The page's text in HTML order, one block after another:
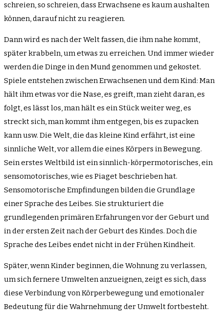
schreien, so schreien, dass Erwachsene es kaum aushalten
können, darauf nicht zu reagieren.
Dann wird es nach der Welt fassen, die ihm nahe kommt,
später krabbeln, um etwas zu erreichen. Und immer wieder
werden die Dinge in den Mund genommen und gekostet.
Spiele entstehen zwischen Erwachsenen und dem Kind: Man
hält ihm etwas vor die Nase, es greift, man zieht daran, es
folgt, es lässt los, man hält es ein Stück weiter weg, es
streckt sich, man kommt ihm entgegen, bis es zupacken
kann usw. Die Welt, die das kleine Kind erfährt, ist eine
sinnliche Welt, vor allem die eines Körpers in Bewegung.
Sein erstes Weltbild ist ein sinnlich-körpermotorisches, ein
sensomotorisches, wie es Piaget beschrieben hat.
Sensomotorische Empfindungen bilden die Grundlage
einer Sprache des Leibes. Sie strukturiert die
grundlegenden primären Erfahrungen vor der Geburt und
in der ersten Zeit nach der Geburt des Kindes. Doch die
Sprache des Leibes endet nicht in der Frühen Kindheit.
Später, wenn Kinder beginnen, die Wohnung zu verlassen,
um sich fernere Umwelten anzueignen, zeigt es sich, dass
diese Verbindung von Körperbewegung und emotionaler
Bedeutung für die Wahrnehmung der Umwelt fortbesteht.